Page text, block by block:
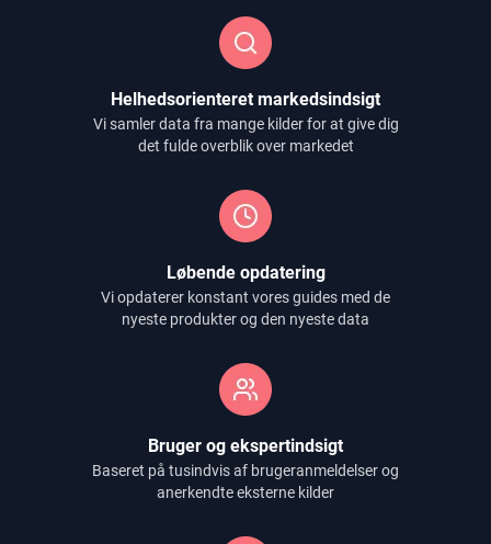
Helhedsorienteret markedsindsigt
Vi samler data fra mange kilder for at give dig
det fulde overblik over markedet
Løbende opdatering
Vi opdaterer konstant vores guides med de
nyeste produkter og den nyeste data
Bruger og ekspertindsigt
Baseret på tusindvis af brugeranmeldelser og
anerkendte eksterne kilder